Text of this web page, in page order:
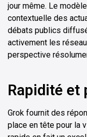
jour même. Le
contextuelle des
débats publics
activement les
perspective
Rapidité et
Grok fournit des
place en tête pour la